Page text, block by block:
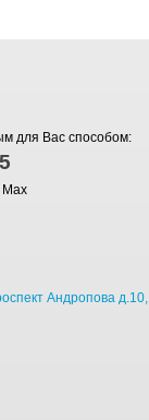
для Вас способом:
Андропова д.10,